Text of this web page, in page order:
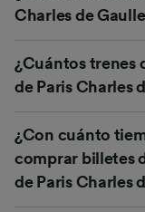
Charles de
¿Cuántos trenes
de Paris Charles
¿Con cuánto
comprar billetes
de Paris Charles